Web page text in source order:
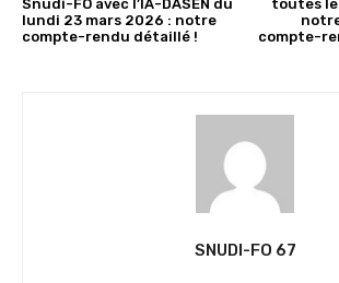
Snudi-FO avec l’IA-DASEN du
lundi 23 mars 2026 : notre
compte-rendu détaillé !
toutes
compte-
SNUDI-FO 67